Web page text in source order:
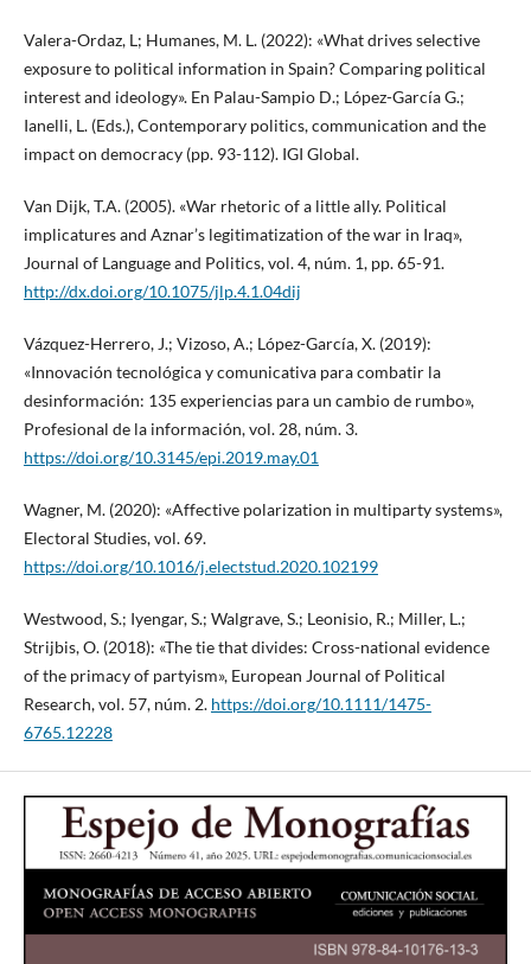
Valera-Ordaz, L; Humanes, M. L. (2022): «What drives selective
exposure to political information in Spain? Comparing political
interest and ideology». En Palau-Sampio D.; López-García G.;
Ianelli, L. (Eds.), Contemporary politics, communication and the
impact on democracy (pp. 93-112). IGI Global.
Van Dijk, T.A. (2005). «War rhetoric of a little ally. Political
implicatures and Aznar’s legitimatization of the war in Iraq»,
Journal of Language and Politics, vol. 4, núm. 1, pp. 65-91.
http://dx.doi.org/10.1075/jlp.4.1.04dij
Vázquez-Herrero, J.; Vizoso, A.; López-García, X. (2019):
«Innovación tecnológica y comunicativa para combatir la
desinformación: 135 experiencias para un cambio de rumbo»,
Profesional de la información, vol. 28, núm. 3.
https://doi.org/10.3145/epi.2019.may.01
Wagner, M. (2020): «Affective polarization in multiparty systems»,
Electoral Studies, vol. 69.
https://doi.org/10.1016/j.electstud.2020.102199
Westwood, S.; Iyengar, S.; Walgrave, S.; Leonisio, R.; Miller, L.;
Strijbis, O. (2018): «The tie that divides: Cross-national evidence
of the primacy of partyism», European Journal of Political
Research, vol. 57, núm. 2. https://doi.org/10.1111/1475-
6765.12228